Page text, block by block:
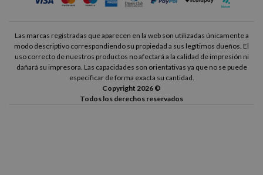
Las marcas registradas que aparecen en la web son utilizadas únicamente a
modo descriptivo correspondiendo su propiedad a sus legítimos dueños. El
uso correcto de nuestros productos no afectará a la calidad de impresión ni
dañará su impresora. Las capacidades son orientativas ya que no se puede
especificar de forma exacta su cantidad.
Copyright 2026 ©
Todos los derechos reservados